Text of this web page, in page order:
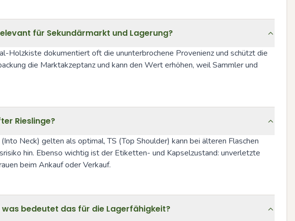
für Sekundärmarkt und Lagerung?
Holzkiste dokumentiert oft die ununterbrochene Provenienz und schützt die
die Marktakzeptanz und kann den Wert erhöhen, weil Sammler und
Rieslinge?
Neck) gelten als optimal, TS (Top Shoulder) kann bei älteren Flaschen
hin. Ebenso wichtig ist der Etiketten- und Kapselzustand: unverletzte
beim Ankauf oder Verkauf.
bedeutet das für die Lagerfähigkeit?